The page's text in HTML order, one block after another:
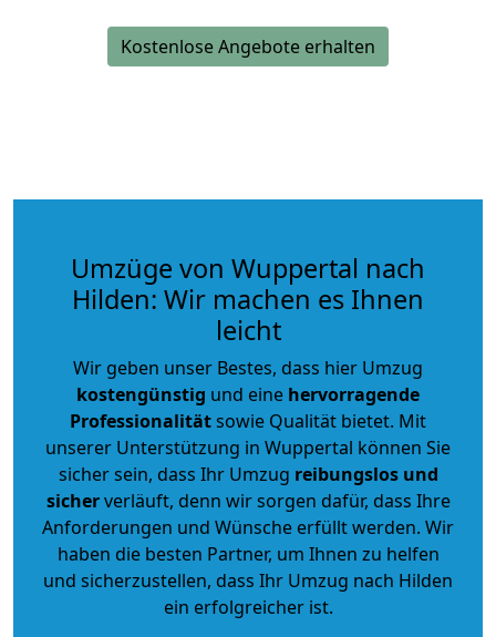
Kostenlose Angebote erhalten
Umzüge von Wuppertal nach
Hilden: Wir machen es Ihnen
leicht
Wir geben unser Bestes, dass hier Umzug
kostengünstig und eine hervorragende
Professionalitätsowie Qualität bietet. Mit
unserer Unterstützung in Wuppertal können Sie
sicher sein, dass Ihr Umzug reibungslos und
sicherverläuft, denn wir sorgen dafür, dass Ihre
Anforderungen und Wünsche erfüllt werden. Wir
haben die besten Partner, um Ihnen zu helfen
und sicherzustellen, dass Ihr Umzug nach Hilden
ein erfolgreicher ist.